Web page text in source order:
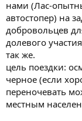
нами (Лас-
автостопер) на
добровольцев
долевого
так же.
цель поездки:
черное (если
переночевать
местным